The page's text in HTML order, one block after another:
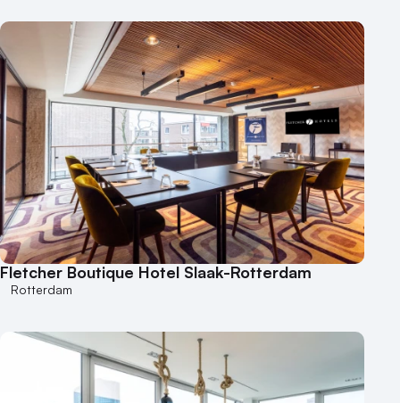
Fletcher Boutique Hotel Slaak-Rotterdam
Rotterdam